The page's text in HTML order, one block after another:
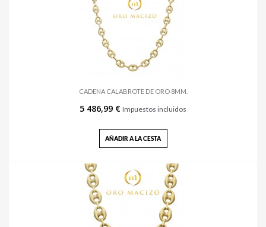
CADENA CALABROTE DE ORO 8MM.
5 486,99 € Impuestos incluidos
AÑADIR A LA CESTA